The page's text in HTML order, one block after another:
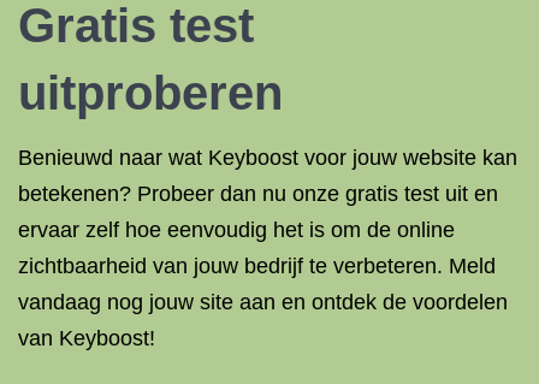
Gratis test
uitproberen
Benieuwd naar wat Keyboost voor jouw website kan
betekenen? Probeer dan nu onze gratis test uit en
ervaar zelf hoe eenvoudig het is om de online
zichtbaarheid van jouw bedrijf te verbeteren. Meld
vandaag nog jouw site aan en ontdek de voordelen
van Keyboost!